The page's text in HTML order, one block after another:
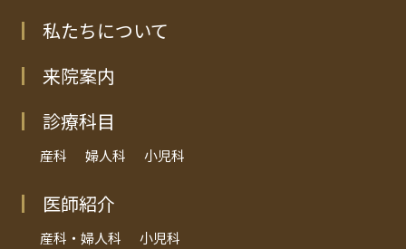
私たちについて
来院案内
診療科目
産科 婦人科 小児科
医師紹介
産科・婦人科 小児科